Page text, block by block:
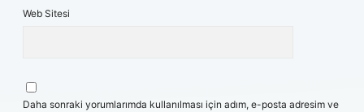
Web Sitesi
Daha sonraki yorumlarımda kullanılması için adım, e-posta adresim ve